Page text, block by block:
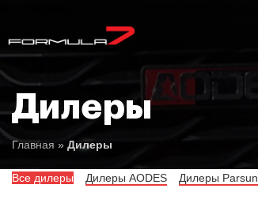
Дилеры
Главная » Дилеры
Все дилеры Дилеры AODES Дилеры Parsun